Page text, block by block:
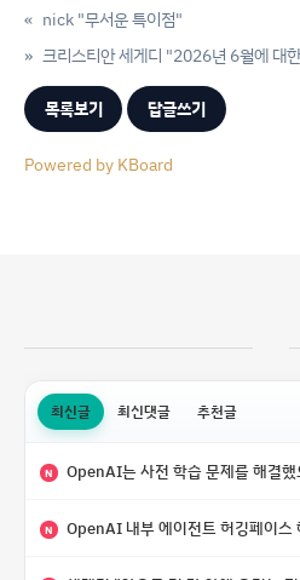
« nick "무서운 특이점"
»
목록보기 답글쓰기
Powered by KBoard
최신글 최신댓글 추천글
N OpenAI는 사전 학습 문제를 해결했으며, 'Doug'라는 코드명을 가진
N OpenAI 내부 에이전트 허깅페이스